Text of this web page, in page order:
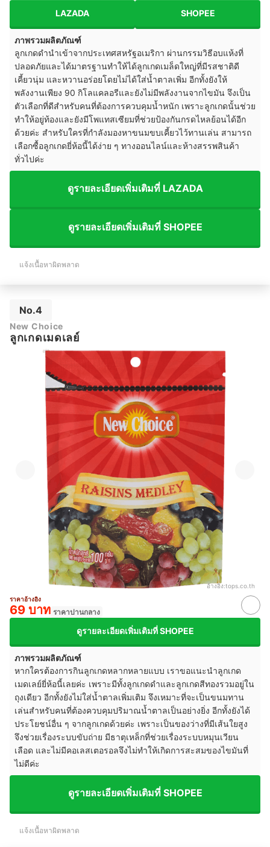
LAZADA SHOPEE
ภาพรวมผลิตภัณฑ์
ลูกเกดดำนำเข้าจากประเทศสหรัฐอเมริกา ผ่านกรรมวิธีอบแห้งที่
ปลอดภัยและได้มาตรฐานทำให้ได้ลูกเกดเมล็ดใหญ่ที่มีรสชาติดี
เคี้ยวนุ่ม และหวานอร่อยโดยไม่ได้ใส่น้ำตาลเพิ่ม อีกทั้งยังให้
พลังงานเพียง 90 กิโลแคลอรีและยังไม่มีพลังงานจากไขมัน จึงเป็น
ตัวเลือกที่ดีสำหรับคนที่ต้องการควบคุมน้ำหนัก เพราะลูกเกดนั้นช่วย
ทำให้อยู่ท้องและยังมีโพแทสเซียมที่ช่วยป้องกันกรดไหลย้อนได้อีก
ด้วยค่ะ สำหรับใครที่กำลังมองหาขนมขบเคี้ยวไว้ทานเล่น สามารถ
เลือกซื้อลูกเกดยี่ห้อนี้ได้ง่าย ๆ ทางออนไลน์และห้างสรรพสินค้า
ทั่วไปค่ะ
ดูรายละเอียดเพิ่มเติมที่ LAZADA
ดูรายละเอียดเพิ่มเติมที่ SHOPEE
แจ้งเนื้อหาผิดพลาด
No.4
New Choice
ลูกเกดเมดเลย์
อ้างอิง:tops.co.th
ราคาอ้างอิง
69 บาท ราคาปานกลาง
ดูรายละเอียดเพิ่มเติมที่ SHOPEE
ภาพรวมผลิตภัณฑ์
หากใครต้องการกินลูกเกดหลากหลายแบบ เราขอแนะนำลูกเกด
เมดเลย์ยี่ห้อนี้เลยค่ะ เพราะมีทั้งลูกเกดดำและลูกเกดสีทองรวมอยู่ใน
ถุงเดียว อีกทั้งยังไม่ใส่น้ำตาลเพิ่มเติม จึงเหมาะที่จะเป็นขนมทาน
เล่นสำหรับคนที่ต้องควบคุมปริมาณน้ำตาลเป็นอย่างยิ่ง อีกทั้งยังได้
ประโยชน์อื่น ๆ จากลูกเกดด้วยค่ะ เพราะเป็นของว่างที่มีเส้นใยสูง
จึงช่วยเรื่องระบบขับถ่าย มีธาตุเหล็กที่ช่วยเรื่องระบบหมุนเวียน
เลือด และไม่มีคอเลสเตอรอลจึงไม่ทำให้เกิดการสะสมของไขมันที่
ไม่ดีค่ะ
ดูรายละเอียดเพิ่มเติมที่ SHOPEE
แจ้งเนื้อหาผิดพลาด